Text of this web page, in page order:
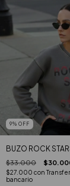
9% OFF
BUZO ROCK
$33.000
$27.000 con
bancario